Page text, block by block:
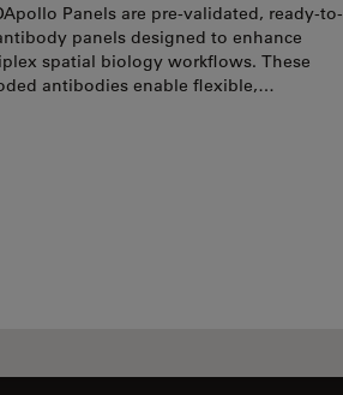
Panels are pre-validated, ready-to-
panels designed to enhance
spatial biology workflows. These
antibodies enable flexible,